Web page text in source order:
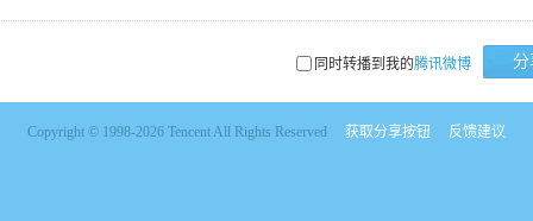
同时转播到我的腾讯微博 分
Copyright © 1998-2026 Tencent All Rights Reserved 获取分享按钮 反馈建议